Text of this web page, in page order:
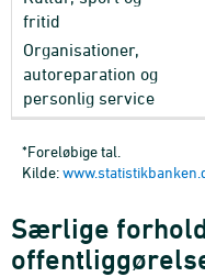
fritid
Organisationer,
autoreparation og
personlig service
*Foreløbige tal.
Kilde:
Særlige